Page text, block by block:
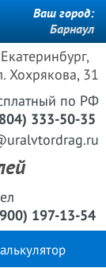
Екатеринбург,
Хохрякова, 31
197-13-54
по РФ
333-50-35
Ваш город:
Барнаул